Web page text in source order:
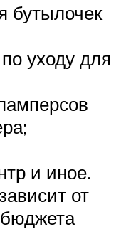
бутылочек
уходу для
и иное.
от